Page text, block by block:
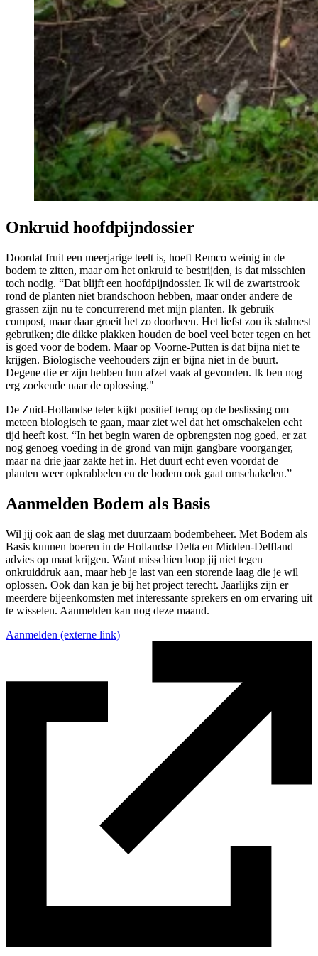
Onkruid hoofdpijndossier
Doordat fruit een meerjarige teelt is, hoeft Remco weinig in de
bodem te zitten, maar om het onkruid te bestrijden, is dat misschien
toch nodig. “Dat blijft een hoofdpijndossier. Ik wil de zwartstrook
rond de planten niet brandschoon hebben, maar onder andere de
grassen zijn nu te concurrerend met mijn planten. Ik gebruik
compost, maar daar groeit het zo doorheen. Het liefst zou ik stalmest
gebruiken; die dikke plakken houden de boel veel beter tegen en het
is goed voor de bodem. Maar op Voorne-Putten is dat bijna niet te
krijgen. Biologische veehouders zijn er bijna niet in de buurt.
Degene die er zijn hebben hun afzet vaak al gevonden. Ik ben nog
erg zoekende naar de oplossing."
De Zuid-Hollandse teler kijkt positief terug op de beslissing om
meteen biologisch te gaan, maar ziet wel dat het omschakelen echt
tijd heeft kost. “In het begin waren de opbrengsten nog goed, er zat
nog genoeg voeding in de grond van mijn gangbare voorganger,
maar na drie jaar zakte het in. Het duurt echt even voordat de
planten weer opkrabbelen en de bodem ook gaat omschakelen.”
Aanmelden Bodem als Basis
Wil jij ook aan de slag met duurzaam bodembeheer. Met Bodem als
Basis kunnen boeren in de Hollandse Delta en Midden-Delfland
advies op maat krijgen. Want misschien loop jij niet tegen
onkruiddruk aan, maar heb je last van een storende laag die je wil
oplossen. Ook dan kan je bij het project terecht. Jaarlijks zijn er
meerdere bijeenkomsten met interessante sprekers en om ervaring uit
te wisselen. Aanmelden kan nog deze maand.
Aanmelden (externe link)